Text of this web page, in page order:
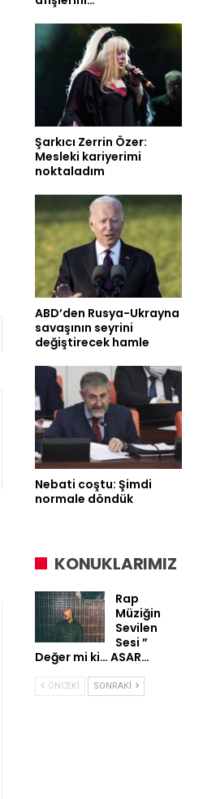
Şarkıcı Zerrin Özer:
Mesleki kariyerimi
noktaladım
ABD’den Rusya-Ukrayna
savaşının seyrini
değiştirecek hamle
Nebati coştu: Şimdi
normale döndük
KONUKLARIMIZ
Rap
Müziğin
Sevilen
Sesi ”
Değer mi ki… ASAR…
ÖNCEKI SONRAKI